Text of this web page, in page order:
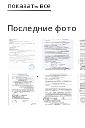
показать все
Последние фото